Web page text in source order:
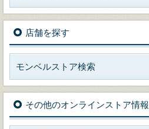
店舗を探す
モンベルストア検索
その他のオンラインストア情報